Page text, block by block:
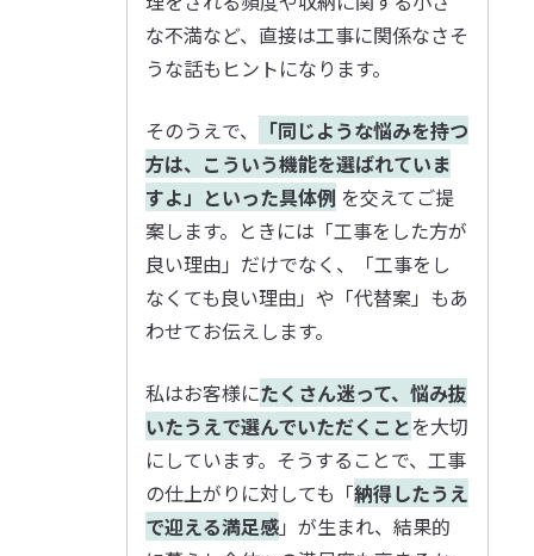
な不満など、直接は工事に関係なさそ
うな話もヒントになります。
そのうえで、
「同じような悩みを持つ
方は、こういう機能を選ばれていま
すよ」といった具体例 を交えてご提
案します。ときには「工事をした方が
良い理由」だけでなく、「工事をし
なくても良い理由」や「代替案」もあ
わせてお伝えします。
私はお客様にたくさん迷って、悩み抜
いたうえで選んでいただくことを大切
にしています。そうすることで、工事
の仕上がりに対しても「納得したうえ
で迎える満足感」が生まれ、結果的